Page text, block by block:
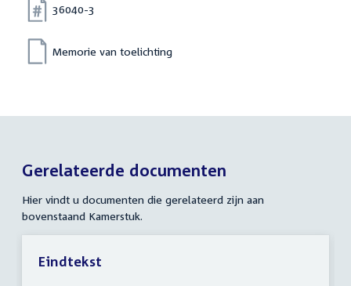
Nummer:
36040-3
Memorie van toelichting
Gerelateerde documenten
Hier vindt u documenten die gerelateerd zijn aan
bovenstaand Kamerstuk.
Eindtekst